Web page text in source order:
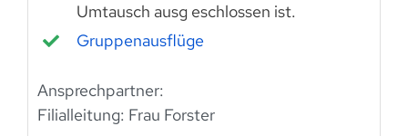
Umtausch ausg eschlossen ist.
Gruppenausflüge
Ansprechpartner:
Filialleitung: Frau Forster